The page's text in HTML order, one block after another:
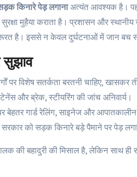
किनारे पेड़ लगानाअत्यंत आवश्यक है।
मुहैया कराता है। प्रशासन और
है। इससे न केवल दुर्घटनाओं में जान बच
सुझाव
पर विशेष सतर्कता बरतनी चाहिए, खासकर
और ब्रेक, स्टीयरिंग की जांच अनिवार्य।
पर बेहतर गार्ड रेलिंग, साइनेज और
सरकार को सड़क किनारे बड़े पैमाने पर पेड़
की बहादुरी की मिसाल है, लेकिन साथ ही